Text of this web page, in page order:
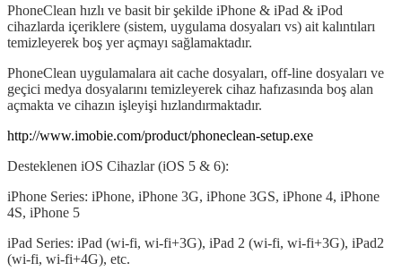
PhoneClean hızlı ve basit bir şekilde iPhone & iPad & iPod
cihazlarda içeriklere (sistem, uygulama dosyaları vs) ait kalıntıları
temizleyerek boş yer açmayı sağlamaktadır.
PhoneClean uygulamalara ait cache dosyaları, off-line dosyaları ve
geçici medya dosyalarını temizleyerek cihaz hafızasında boş alan
açmakta ve cihazın işleyişi hızlandırmaktadır.
http://www.imobie.com/product/phoneclean-setup.exe
Desteklenen iOS Cihazlar (iOS 5 & 6):
iPhone Series: iPhone, iPhone 3G, iPhone 3GS, iPhone 4, iPhone
4S, iPhone 5
iPad Series: iPad (wi-fi, wi-fi+3G), iPad 2 (wi-fi, wi-fi+3G), iPad2
(wi-fi, wi-fi+4G), etc.